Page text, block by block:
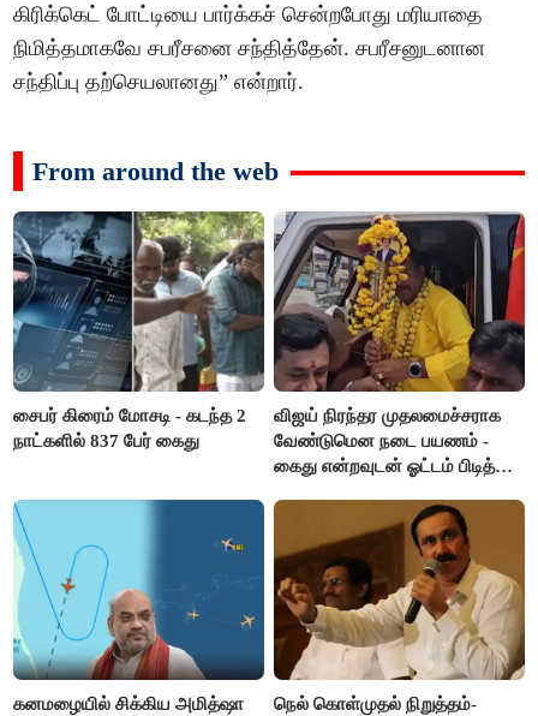
கிரிக்கெட் போட்டியை பார்க்கச் சென்றபோது மரியாதை
நிமித்தமாகவே சபரீசனை சந்தித்தேன். சபரீசனுடனான
சந்திப்பு தற்செயலானது” என்றார்.
From around the web
சைபர் கிரைம் மோசடி - கடந்த 2
நாட்களில் 837 பேர் கைது
விஜய் நிரந்தர முதலமைச்சராக
வேண்டுமென நடை பயணம் -
கைது என்றவுடன் ஓட்டம் பிடித்த
கனமழையில் சிக்கிய அமித்ஷா
நெல் கொள்முதல் நிறுத்தம்-